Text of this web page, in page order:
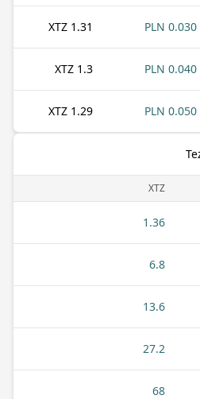
0.030 PLN
1.31 XTZ
0.040 PLN
1.3 XTZ
0.050 PLN
1.29 XTZ
XTZ
1.36
6.8
13.6
27.2
68